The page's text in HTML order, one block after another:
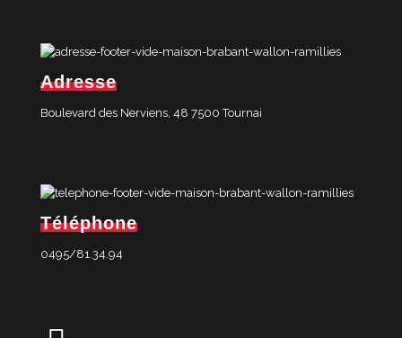
Adresse
Boulevard des Nerviens, 48 7500 Tournai
Téléphone
0495/81.34.94